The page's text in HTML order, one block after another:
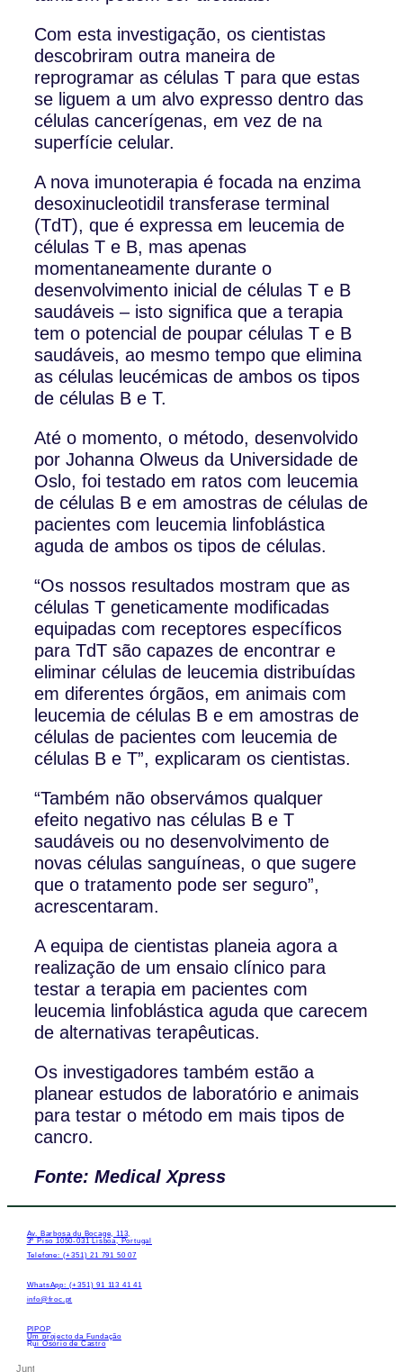
Com esta investigação, os cientistas
descobriram outra maneira de
reprogramar as células T para que estas
se liguem a um alvo expresso dentro das
células cancerígenas, em vez de na
superfície celular.
A nova imunoterapia é focada na enzima
desoxinucleotidil transferase terminal
(TdT), que é expressa em leucemia de
células T e B, mas apenas
momentaneamente durante o
desenvolvimento inicial de células T e B
saudáveis – isto significa que a terapia
tem o potencial de poupar células T e B
saudáveis, ao mesmo tempo que elimina
as células leucémicas de ambos os tipos
de células B e T.
Até o momento, o método, desenvolvido
por Johanna Olweus da Universidade de
Oslo, foi testado em ratos com leucemia
de células B e em amostras de células de
pacientes com leucemia linfoblástica
aguda de ambos os tipos de células.
“Os nossos resultados mostram que as
células T geneticamente modificadas
equipadas com receptores específicos
para TdT são capazes de encontrar e
eliminar células de leucemia distribuídas
em diferentes órgãos, em animais com
leucemia de células B e em amostras de
células de pacientes com leucemia de
células B e T”, explicaram os cientistas.
“Também não observámos qualquer
efeito negativo nas células B e T
saudáveis ​​ou no desenvolvimento de
novas células sanguíneas, o que sugere
que o tratamento pode ser seguro”,
acrescentaram.
A equipa de cientistas planeia agora a
realização de um ensaio clínico para
testar a terapia em pacientes com
leucemia linfoblástica aguda que carecem
de alternativas terapêuticas.
Os investigadores também estão a
planear estudos de laboratório e animais
para testar o método em mais tipos de
cancro.
Fonte: Medical Xpress
Av. Barbosa du Bocage, 113,
3º Piso 1050-031 Lisboa, Portugal
Telefone: (+351) 21 791 50 07
WhatsApp: (+351) 91 113 41 41
info@froc.pt
PIPOP
Um projecto da Fundação
Rui Osório de Castro